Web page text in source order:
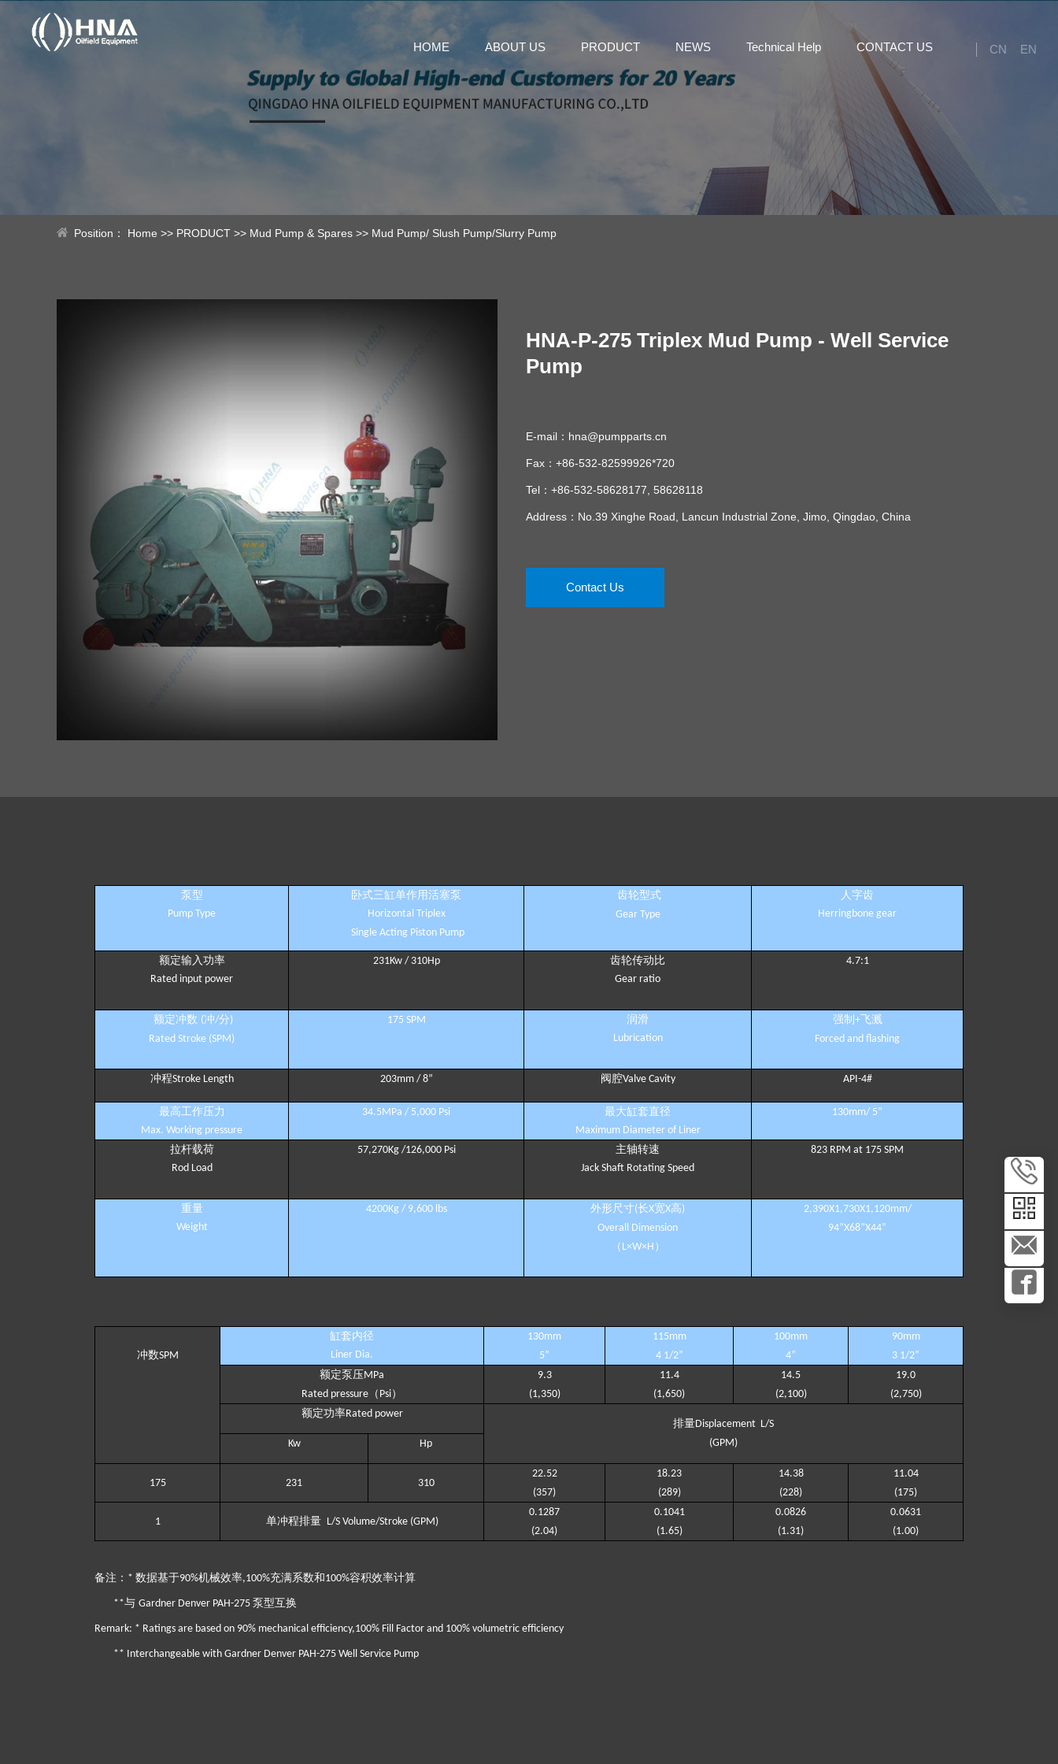
CN EN
HOME ABOUT US PRODUCT NEWS Technical Help CONTACT US
Position： Home >> PRODUCT >> Mud Pump & Spares >> Mud Pump/ Slush Pump/Slurry Pump
HNA-P-275 Triplex Mud Pump - Well Service
Pump
E-mail：hna@pumpparts.cn
Fax：+86-532-82599926*720
Tel：+86-532-58628177, 58628118
Address：No.39 Xinghe Road, Lancun Industrial Zone, Jimo, Qingdao, China
Contact Us
泵型
Pump Type
卧式三缸单作用活塞泵
Horizontal Triplex
Single Acting Piston Pump
齿轮型式
Gear Type
人字齿
Herringbone gear
额定输入功率
Rated input power
231Kw / 310Hp
齿轮传动比
Gear ratio
4.7:1
额定冲数 (冲/分)
Rated Stroke (SPM)
175 SPM
润滑
Lubrication
强制 +飞溅
Forced and flashing
冲程Stroke Length 203mm / 8” 阀腔Valve Cavity API-4#
最高工作压力
Max. Working pressure
34.5MPa / 5,000 Psi
最大缸套直径
Maximum Diameter of Liner
130mm/ 5”
拉杆载荷
Rod Load
57,270Kg /126,000 Psi
主轴转速
Jack Shaft Rotating Speed
823 RPM at 175 SPM
重量
Weight
4200Kg / 9,600 lbs 外形尺寸(长X宽X高)
Overall Dimension
（ L×W×H ）
2,390X1,730X1,120mm/
94”X68”X44”
冲数SPM
缸套内径
Liner Dia.
130mm
5”
115mm
4 1/2”
100mm
4”
90mm
3 1/2”
额定泵压MPa
Rated pressure （ Psi）
9.3
(1,350)
11.4
(1,650)
14.5
(2,100)
19.0
(2,750)
额定功率Rated power
排量Displacement L/S
(GPM)
Kw Hp
175 231 310
22.52
(357)
18.23
(289)
14.38
(228)
11.04
(175)
1 单冲程排量 L/S Volume/Stroke (GPM)
0.1287
(2.04)
0.1041
(1.65)
0.0826
(1.31)
0.0631
(1.00)
备注： * 数据基于90%机械效率,100%充满系数和100%容积效率计算
**与 Gardner Denver PAH-275 泵型互换
Remark: * Ratings are based on 90% mechanical efficiency,100% Fill Factor and 100% volumetric efficiency
** Interchangeable with Gardner Denver PAH-275 Well Service Pump